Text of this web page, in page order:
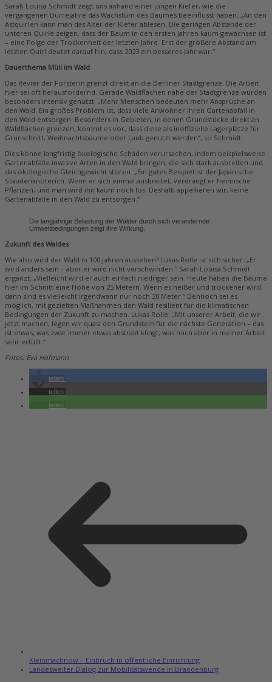
Sarah Louisa Schmidt zeigt uns anhand einer jungen Kiefer, wie die
vergangenen Dürrejahre das Wachstum des Baumes beeinflusst haben. „An den
Astquirlen kann man das Alter der Kiefer ablesen. Die geringen Abstände der
unteren Quirle zeigen, dass der Baum in den ersten Jahren kaum gewachsen ist
– eine Folge der Trockenheit der letzten Jahre. Erst der ­größere Abstand am
letzten Quirl deutet darauf hin, dass 2023 ein besseres Jahr war.“
Dauerthema Müll im Wald
Das Revier der Försterin grenzt direkt an die Berliner Stadtgrenze. Die Arbeit
hier sei oft herausfordernd. Gerade Waldflächen nahe der Stadtgrenze würden
besonders intensiv genutzt. „Mehr Menschen bedeuten mehr Ansprüche an
den Wald. Ein großes Problem ist, dass viele Anwohner ihren Gartenabfall in
den Wald entsorgen. Besonders in Gebieten, in denen Grundstücke direkt an
Waldflächen grenzen, kommt es vor, dass diese als inoffizielle Lagerplätze für
Grünschnitt, Weihnachtsbäume oder Laub genutzt werden“, so Schmidt.
Dies könne langfristig ökologische Schäden verursachen, indem beispielsweise
Gartenabfälle invasive Arten in den Wald bringen, die sich stark ausbreiten und
das ökologische Gleichgewicht stören. „Ein gutes Beispiel ist der Japanische
Staudenknöterich. Wenn er sich einmal ausbreitet, verdrängt er heimische
Pflanzen, und man wird ihn kaum noch los. Deshalb ­appellieren wir, keine
Gartenabfälle in den Wald zu entsorgen.“
Die langjährige Belastung der Wälder durch sich verändernde
Umweltbedingungen zeigt ihre Wirkung.
Zukunft des Waldes
Wie also wird der Wald in 100 Jahren aussehen? Lukas Rolle ist sich sicher: „Er
wird anders sein – aber er wird nicht verschwinden.“ Sarah Louisa Schmidt
ergänzt: „Vielleicht wird er auch einfach niedriger sein. Heute haben die Bäume
hier im Schnitt eine Höhe von 25 Metern. Wenn es heißer und trockener wird,
dann sind es vielleicht irgendwann nur noch 20 Meter.“ Dennoch sei es
möglich, mit gezielten Maßnahmen den Wald resilient für die klimatischen
Bedingungen der Zukunft zu machen. Lukas Rolle: „Mit unserer Arbeit, die wir
jetzt machen, legen wir quasi den Grundstein für die nächste Generation – das
ist ­etwas, was zwar immer etwas abstrakt klingt, was mich aber in meiner Arbeit
sehr erfüllt.“
Fotos: Eva Hofmann
teilen
teilen
teilen
Kleinmachnow – Einbruch in öffentliche Einrichtung
Landesweiter Dialog zur Mobilitätswende in Brandenburg